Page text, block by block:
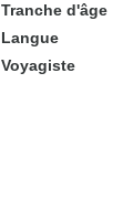
Tranche d'âge
Langue
Voyagiste